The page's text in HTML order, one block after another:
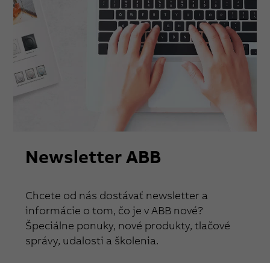
Newsletter ABB
Chcete od nás dostávať newsletter a
informácie o tom, čo je v ABB nové?
Špeciálne ponuky, nové produkty, tlačové
správy, udalosti a školenia.